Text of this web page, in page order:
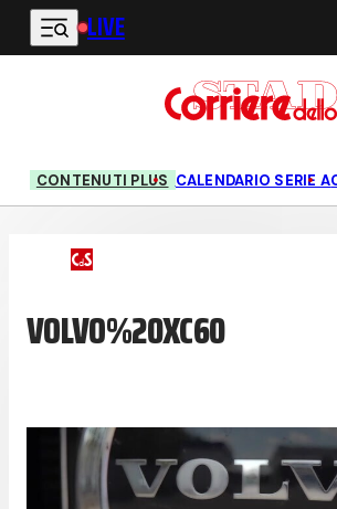
Vai al contenuto principale
LIVE
CONTENUTI PLUS CALENDARIO SERIE A
VOLVO%20XC60